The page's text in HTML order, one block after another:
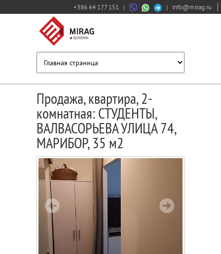
+386 64 177 151 | | info@mirag.ru
Продажа, квартира, 2-
комнатная: СТУДЕНТЫ,
ВАЛВАСОРЬЕВА УЛИЦА 74,
МАРИБОР, 35 м2